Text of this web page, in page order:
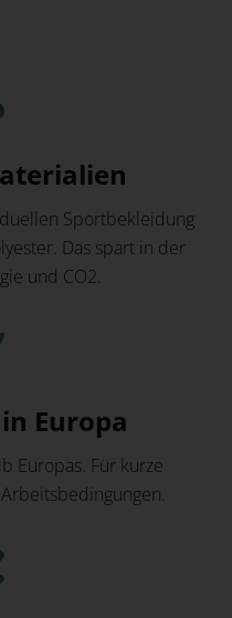
Sportbekleidung
Das spart in der
und CO2.
Europa
Europas. Für kurze